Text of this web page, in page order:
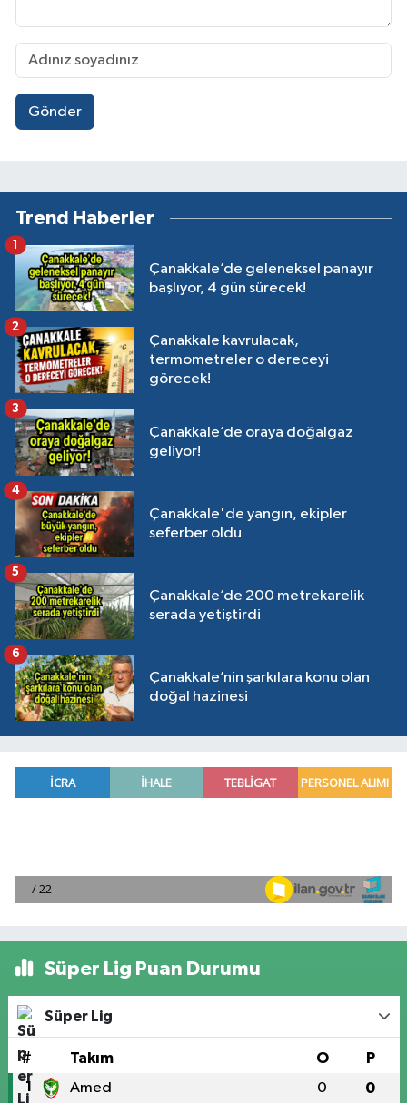
Gönder
Trend Haberler
Çanakkale’de geleneksel panayır
başlıyor, 4 gün sürecek!
1
Çanakkale kavrulacak,
termometreler o dereceyi
görecek!
2
Çanakkale’de oraya doğalgaz
geliyor!
3
Çanakkale'de yangın, ekipler
seferber oldu
4
Çanakkale’de 200 metrekarelik
serada yetiştirdi
5
Çanakkale’nin şarkılara konu olan
doğal hazinesi
6
Süper Lig Puan Durumu
Süper Lig
# Takım O P
1 Amed 0 0